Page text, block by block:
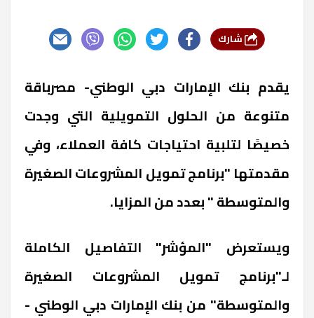
يقدم بنك الإمارات دبي الوطني- مصرباقة
متنوعة من الحلول التمويلية التي وجدت
خصيصًا لتلبية احتياجات كافة العملاء، وفي
مقدمتها "برنامج تمويل المشروعات الصغيرة
والمتوسطة" بعدد من المزايا.
ويستعرض "المؤشر" التفاصيل الكاملة
لـ"برنامج تمويل المشروعات الصغيرة
والمتوسطة" من بنك الإمارات دبي الوطني -